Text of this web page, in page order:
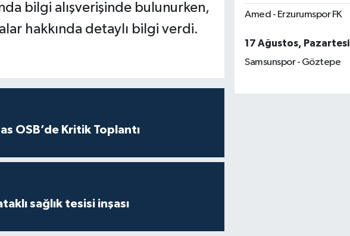
bilgi alışverişinde bulunurken,
hakkında detaylı bilgi verdi.
OSB’de Kritik Toplantı
sağlık tesisi inşası
Amed - Erzurumspor FK
17 Ağustos, Pazartesi
Samsunspor - Göztepe